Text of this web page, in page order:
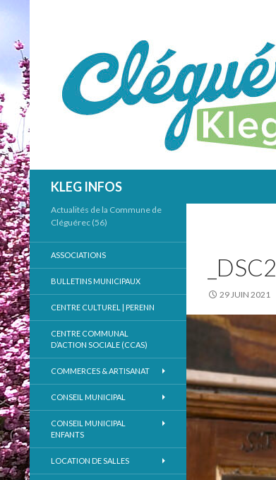
KLEG INFOS
29 JUIN 2021
Actualités de la Commune de
Cléguérec (56)
ASSOCIATIONS
BULLETINS MUNICIPAUX
CENTRE CULTUREL | PERENN
CENTRE COMMUNAL
D’ACTION SOCIALE (CCAS)
COMMERCES & ARTISANAT
CONSEIL MUNICIPAL
CONSEIL MUNICIPAL
ENFANTS
LOCATION DE SALLES